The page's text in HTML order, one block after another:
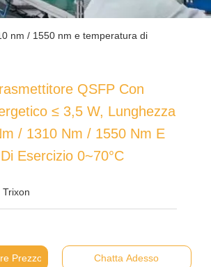
nm / 1550 nm e temperatura di
QSFP Con
≤ 3,5 W, Lunghezza
/ 1310 Nm / 1550 Nm E
Esercizio 0~70°C
Trixon
Prezzo Chatta Adesso